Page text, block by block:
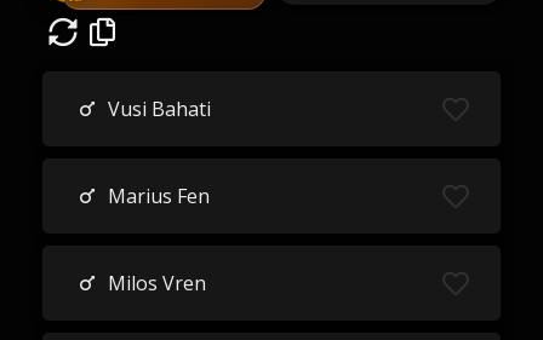
Vusi Bahati
Marius Fen
Milos Vren